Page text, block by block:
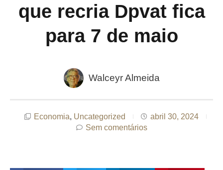
que recria Dpvat fica
para 7 de maio
Walceyr Almeida
Economia, Uncategorized
abril 30, 2024
Sem comentários